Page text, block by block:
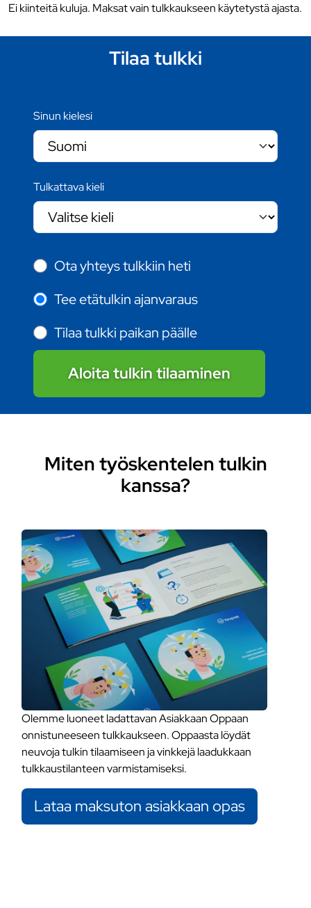
Ei kiinteitä kuluja. Maksat vain tulkkaukseen käytetystä ajasta.
Tilaa tulkki
Sinun kielesi
Tulkattava kieli
Ota yhteys tulkkiin heti
Tee etätulkin ajanvaraus
Tilaa tulkki paikan päälle
Aloita tulkin tilaaminen
Miten työskentelen tulkin
kanssa?
Olemme luoneet ladattavan Asiakkaan Oppaan
onnistuneeseen tulkkaukseen. Oppaasta löydät
neuvoja tulkin tilaamiseen ja vinkkejä laadukkaan
tulkkaustilanteen varmistamiseksi.
Lataa maksuton asiakkaan opas